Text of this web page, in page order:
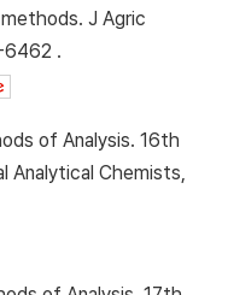
J Agric
6462 .
of Analysis. 16th
Analytical Chemists,